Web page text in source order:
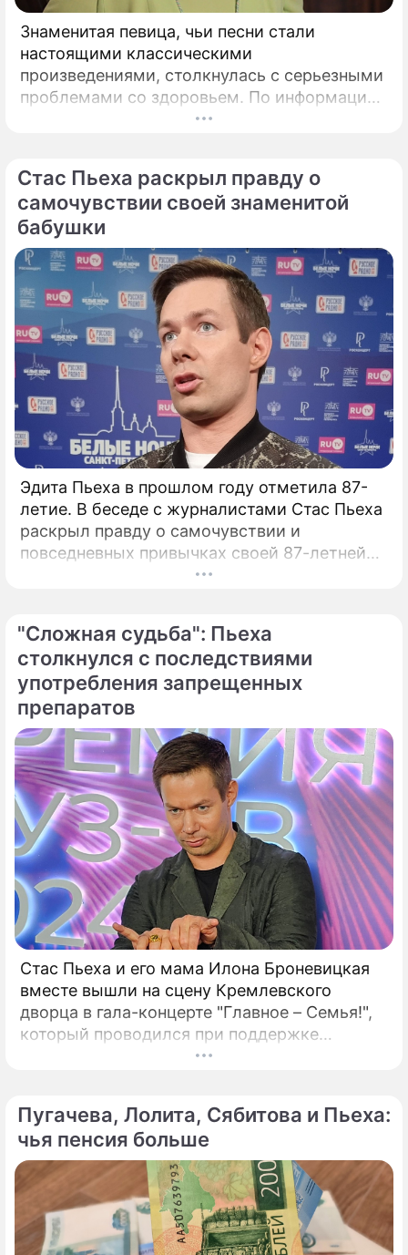
Знаменитая певица, чьи песни стали
настоящими классическими
произведениями, столкнулась с серьезными
проблемами со здоровьем. По информации
источников, Пьеха страдает от ухудшения
Стас Пьеха раскрыл правду о
самочувствии своей знаменитой
бабушки
Эдита Пьеха в прошлом году отметила 87-
летие. В беседе с журналистами Стас Пьеха
раскрыл правду о самочувствии и
повседневных привычках своей 87-летней
бабушки — легендарной певицы Эдиты
"Сложная судьба": Пьеха
столкнулся с последствиями
употребления запрещенных
препаратов
Стас Пьеха и его мама Илона Броневицкая
вместе вышли на сцену Кремлевского
дворца в гала-концерте "Главное – Семья!",
который проводился при поддержке
Президентского фонда культурных
поддерживает себя сегодня. Стас Пьеха не
скрывает, что в молодости увлекался
запрещенными препаратами.
Пугачева, Лолита, Сябитова и Пьеха:
чья пенсия больше